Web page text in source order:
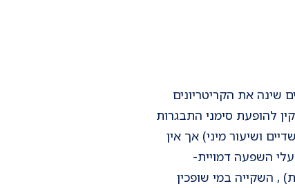
האמריקאי לרפואת ילדים שינה את הקריטריונים
נחשב כגיל תקין להופעת סימני התבגרות
ושיעור מיני) אך אין
השפעה דמויית-
, השקייה במי שופכין